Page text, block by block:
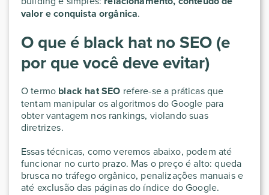
valor e conquista orgânica.
O que é black hat no SEO (e
por que você deve evitar)
O termo black hat SEO refere-se a práticas que
tentam manipular os algoritmos do Google para
obter vantagem nos rankings, violando suas
diretrizes.
Essas técnicas, como veremos abaixo, podem até
funcionar no curto prazo. Mas o preço é alto: queda
brusca no tráfego orgânico, penalizações manuais e
até exclusão das páginas do índice do Google.